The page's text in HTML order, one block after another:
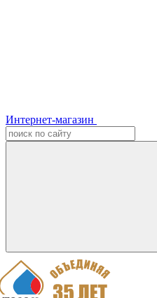
Интернет-магазин